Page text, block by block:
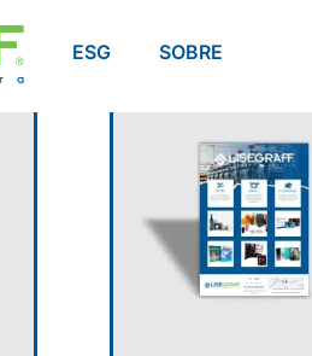
ESG SOBRE